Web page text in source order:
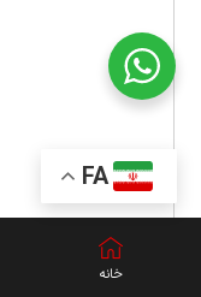
خانه
FA